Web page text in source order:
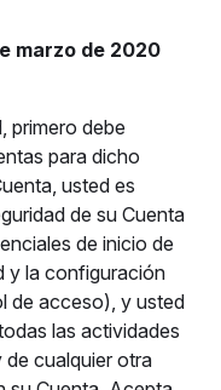
marzo de 2020
primero debe
para dicho
usted es
de su Cuenta
de inicio de
y la configuración
de acceso), y usted
las actividades
de cualquier otra